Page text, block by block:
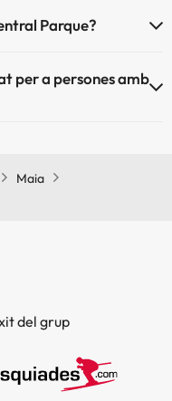
Parque?
per a persones amb
Maia
del grup